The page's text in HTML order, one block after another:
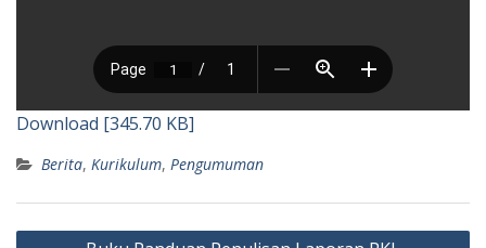
Download [345.70 KB]
Berita, Kurikulum, Pengumuman
Navigasi